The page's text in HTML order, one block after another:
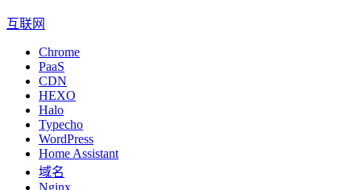
互联网
Chrome
PaaS
CDN
HEXO
Halo
Typecho
WordPress
Home Assistant
域名
Nginx